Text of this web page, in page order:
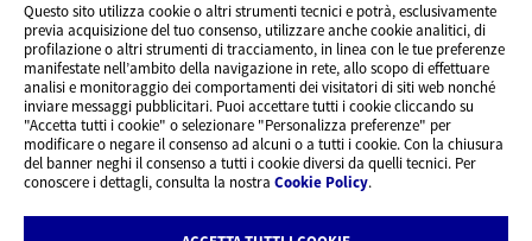
Questo sito utilizza cookie o altri strumenti tecnici e potrà, esclusivamente
previa acquisizione del tuo consenso, utilizzare anche cookie analitici, di
profilazione o altri strumenti di tracciamento, in linea con le tue preferenze
manifestate nell’ambito della navigazione in rete, allo scopo di effettuare
analisi e monitoraggio dei comportamenti dei visitatori di siti web nonché
inviare messaggi pubblicitari. Puoi accettare tutti i cookie cliccando su
"Accetta tutti i cookie" o selezionare "Personalizza preferenze" per
modificare o negare il consenso ad alcuni o a tutti i cookie. Con la chiusura
del banner neghi il consenso a tutti i cookie diversi da quelli tecnici. Per
conoscere i dettagli, consulta la nostra Cookie Policy.
SERVIZI AL CLIENTE
CHI SIAMO
CONTATTI